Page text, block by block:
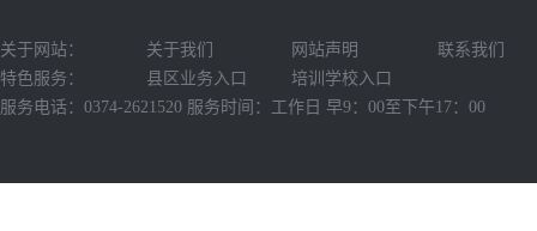
关于网站： 关于我们 网站声明
联系我们
特色服务：
县区业务入口
培训学校入口
服务电话：0374-2621520 服务时间：工作日 早9：00至下午17：00